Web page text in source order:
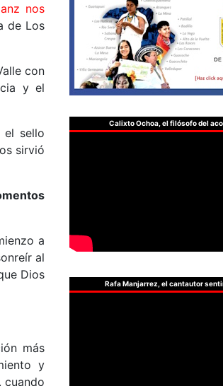
nos
de Los
con
y el
el sello
sirvió
a
al
Dios
más
y
cuando
Calixto Ochoa, el filósofo del
Rafa Manjarrez, el cantautor